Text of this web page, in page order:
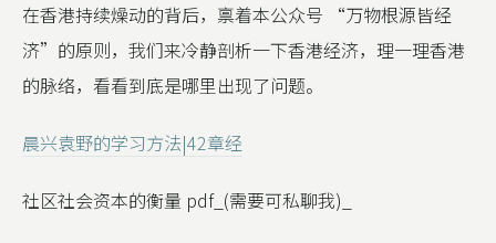
在香港持续燥动的背后，禀着本公众号 “万物根源皆经
济”的原则，我们来冷静剖析一下香港经济，理一理香港
的脉络，看看到底是哪里出现了问题。
晨兴袁野的学习方法|42章经
社区社会资本的衡量 pdf_(需要可私聊我)_